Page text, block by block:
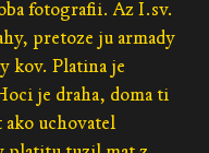
fotografii. Az I.sv.
pretoze ju armady
kov. Platina je
je draha, doma ti
uchovatel